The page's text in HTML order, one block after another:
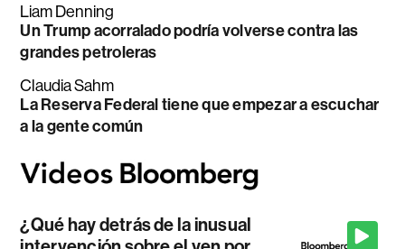
Liam Denning
Un Trump acorralado podría volverse contra las
grandes petroleras
Claudia Sahm
La Reserva Federal tiene que empezar a escuchar
a la gente común
¿Qué hay detrás de la inusual